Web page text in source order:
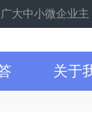
中小微企业主
关于